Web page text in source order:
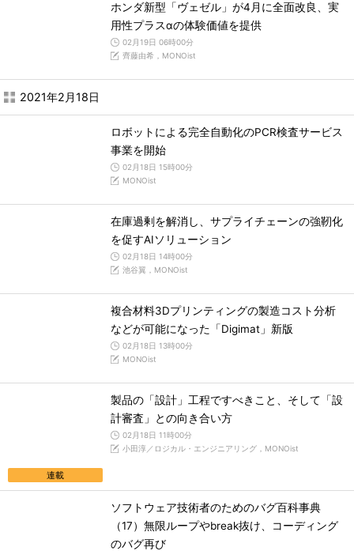
ホンダ新型「ヴェゼル」が4月に全面改良、実
用性プラスαの体験価値を提供
02月19日 06時00分
齊藤由希，MONOist
2021年2月18日
ロボットによる完全自動化のPCR検査サービス
事業を開始
02月18日 15時00分
MONOist
在庫過剰を解消し、サプライチェーンの強靭化
を促すAIソリューション
02月18日 14時00分
池谷翼，MONOist
複合材料3Dプリンティングの製造コスト分析
などが可能になった「Digimat」新版
02月18日 13時00分
MONOist
連載
製品の「設計」工程ですべきこと、そして「設
計審査」との向き合い方
02月18日 11時00分
小田淳／ロジカル・エンジニアリング，MONOist
ソフトウェア技術者のためのバグ百科事典
（17）無限ループやbreak抜け、コーディング
のバグ再び